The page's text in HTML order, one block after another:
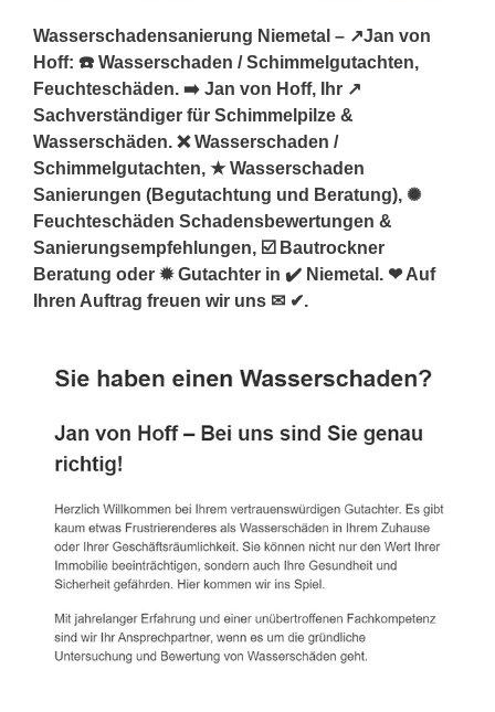
Wasserschadensanierung Niemetal – ↗️Jan von
Hoff: ☎️ Wasserschaden / Schimmelgutachten,
Feuchteschäden. ➡️ Jan von Hoff, Ihr ↗️
Sachverständiger für Schimmelpilze &
Wasserschäden. ❌ Wasserschaden /
Schimmelgutachten, ★ Wasserschaden
Sanierungen (Begutachtung und Beratung), ✺
Feuchteschäden Schadensbewertungen &
Sanierungsempfehlungen, ☑️ Bautrockner
Beratung oder ✹ Gutachter in ✔️ Niemetal. ❤ Auf
Ihren Auftrag freuen wir uns ✉ ✔.